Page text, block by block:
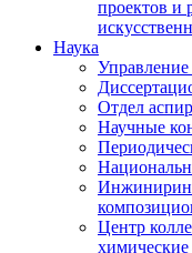
проектов и
Наука
Отдел
Научные
Центр